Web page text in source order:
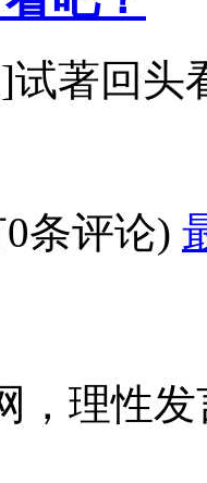
著回头
条评论)
，理性